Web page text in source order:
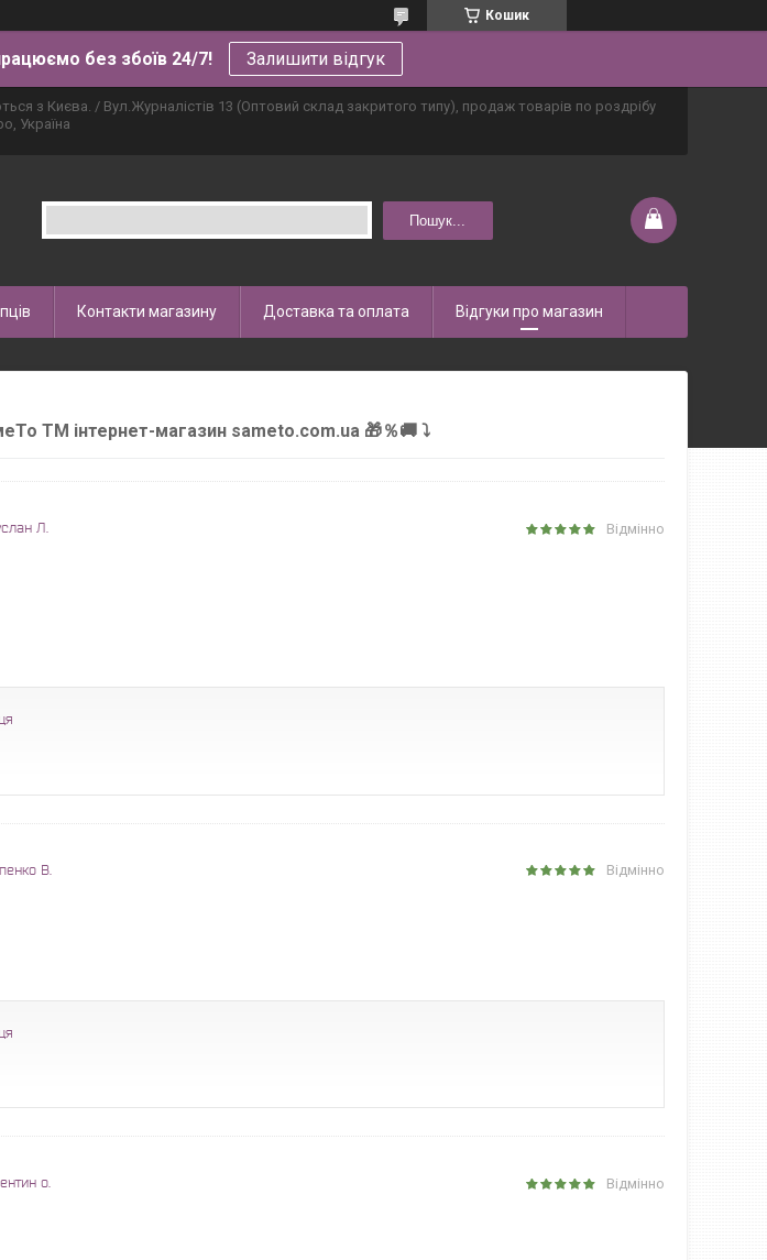
Кошик
без збоїв 24/7! Залишити відгук
з Києва. / Вул.Журналістів 13 (Оптовий склад закритого типу), продаж товарів по роздрібу
Україна
Пошук...
Контакти магазину Доставка та оплата Відгуки про магазин
ТМ інтернет-магазин sameto.com.ua 🎁％🚚 ⤵
Л. Відмінно
В. Відмінно
о. Відмінно